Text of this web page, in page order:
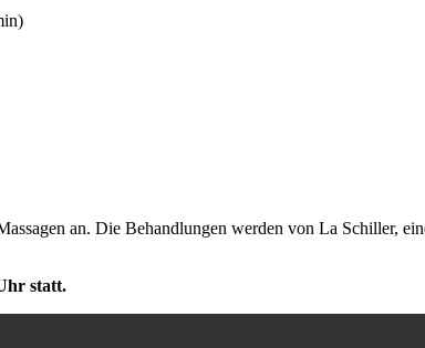
an. Die Behandlungen werden von La Schiller,
statt.